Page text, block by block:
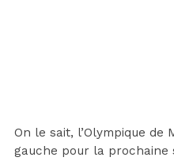
On le sait, l’Olympique
gauche pour la prochaine